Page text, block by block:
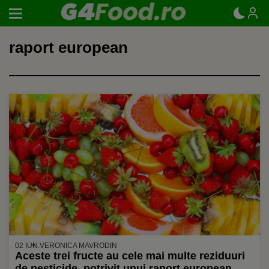
raport european
02 IUN.VERONICA MAVRODIN
Aceste trei fructe au cele mai multe reziduuri